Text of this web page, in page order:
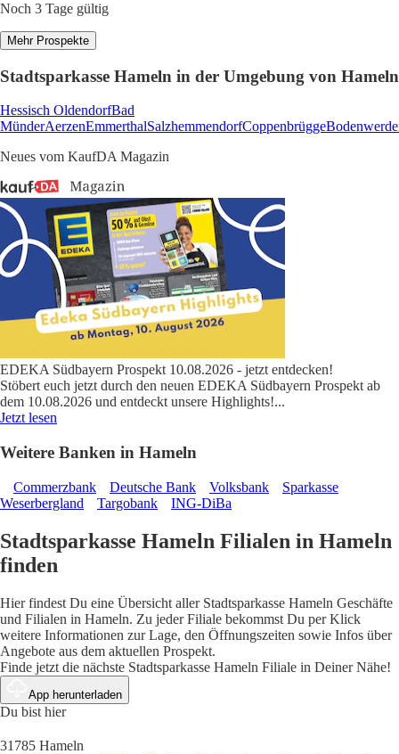
Noch 3 Tage gültig
Mehr Prospekte
Stadtsparkasse Hameln in der Umgebung von Hameln
Hessisch OldendorfBad
MünderAerzenEmmerthalSalzhemmendorfCoppenbrügge
Neues vom KaufDA Magazin
EDEKA Südbayern Prospekt 10.08.2026 - jetzt entdecken!
Stöbert euch jetzt durch den neuen EDEKA Südbayern Prospekt ab
dem 10.08.2026 und entdeckt unsere Highlights!...
Jetzt lesen
Weitere Banken in Hameln
Commerzbank Deutsche Bank Volksbank
Sparkasse
Weserbergland
Targobank ING-DiBa
Stadtsparkasse Hameln Filialen in Hameln
finden
Hier findest Du eine Übersicht aller Stadtsparkasse Hameln Geschäfte
und Filialen in Hameln. Zu jeder Filiale bekommst Du per Klick
weitere Informationen zur Lage, den Öffnungszeiten sowie Infos über
Angebote aus dem aktuellen Prospekt.
Finde jetzt die nächste Stadtsparkasse Hameln Filiale in Deiner Nähe!
App herunterladen
Du bist hier
31785 Hameln